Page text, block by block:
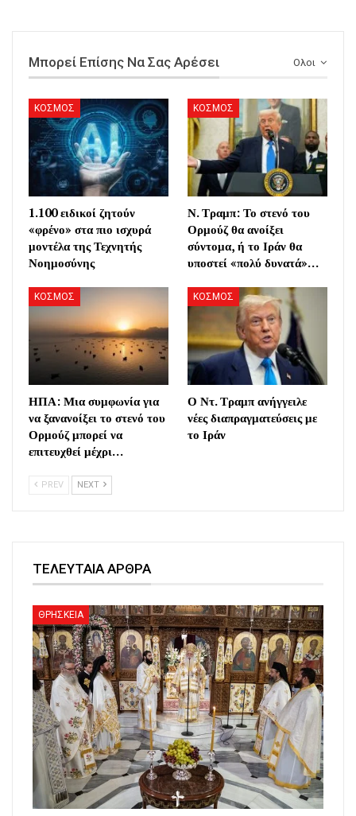
Ολοι
Μπορεί Επίσης Να Σας Αρέσει
ΚΟΣΜΟΣ
1.100 ειδικοί ζητούν
«φρένο» στα πιο ισχυρά
μοντέλα της Τεχνητής
Νοημοσύνης
ΚΟΣΜΟΣ
Ν. Τραμπ: Το στενό του
Ορμούζ θα ανοίξει
σύντομα, ή το Ιράν θα
υποστεί «πολύ δυνατά»…
ΚΟΣΜΟΣ
ΗΠΑ: Μια συμφωνία για
να ξανανοίξει το στενό του
Ορμούζ μπορεί να
επιτευχθεί μέχρι…
ΚΟΣΜΟΣ
Ο Ντ. Τραμπ ανήγγειλε
νέες διαπραγματεύσεις με
το Ιράν
PREV NEXT
ΤΕΛΕΥΤΑΙΑ ΑΡΘΡΑ
ΘΡΗΣΚΕΙΑ